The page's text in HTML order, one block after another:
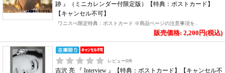
跡 』（ミニカレンダー付限定版）【特典：ポストカード】
【キャンセル不可】
ワニスぺ限定特典：ポストカード ※商品ページの注意事項を..
販売価格: 2,200円(税込)
レビュー0件
吉沢 亮 『 Interview 』【特典：ポストカード】【キャンセル不